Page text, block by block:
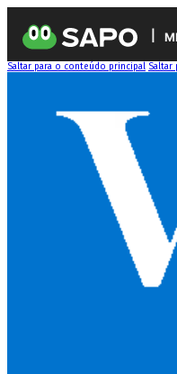
Saltar para o conteúdo principal Saltar